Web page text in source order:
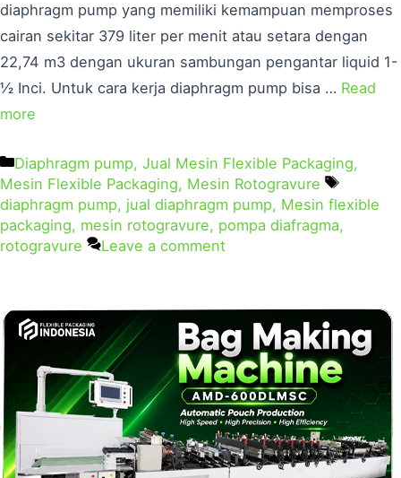
diaphragm pump yang memiliki kemampuan memproses
cairan sekitar 379 liter per menit atau setara dengan
22,74 m3 dengan ukuran sambungan pengantar liquid 1-
½ Inci. Untuk cara kerja diaphragm pump bisa … Read
more
Diaphragm pump,Jual Mesin Flexible Packaging,
Mesin Flexible Packaging, Mesin Rotogravure
diaphragm pump, jual diaphragm pump, Mesin flexible
packaging, mesin rotogravure, pompa diafragma,
rotogravure
Leave a comment